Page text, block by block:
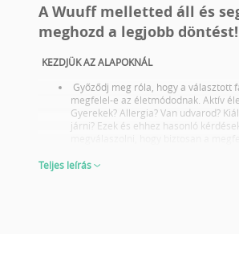
A Wuuff melletted áll és
meghozd a legjobb döntést!
KEZDJÜK AZ ALAPOKNÁL
Győződj meg róla, hogy a választott
megfelel-e az életmódodnak. Aktív
Gyerekek? Allergia? Van udvarod?
járni? Ezek és ehhez hasonló
Tájékozódj a választott fajta
Teljes leírás